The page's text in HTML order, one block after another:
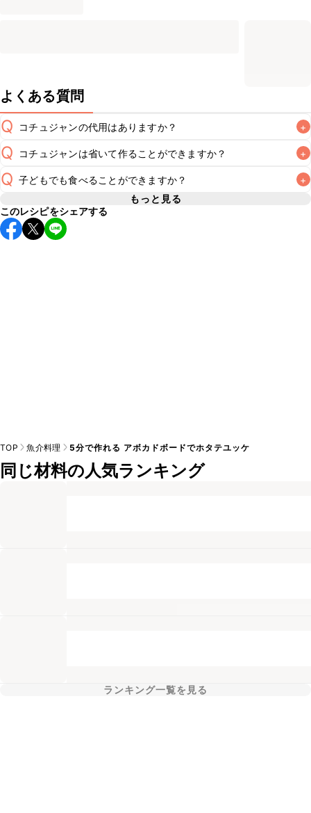
よくある質問
Q コチュジャンの代用はありますか？ +
A
Q コチュジャンは省いて作ることができますか？ +
A
使用量が少ない場合は省いてもお作りいただけますが、メイ
ンの味付けとして使用している場合は省くと味がぼやける可
能性があるため、 こちら
Q 子どもでも食べることができますか？ +
コチュジャンは甘辛い風味が特徴の食材なため、お子様や辛
い味付けが苦手な方は風味や刺激を強く感じる可能性がござ
います。使用する食材や味付けにつきましては普段のお子様
もっと見る
このレシピをシェアする
TOP 魚介料理 5分で作れる アボカドボードでホタテユッケ
同じ材料の人気ランキング
ランキング一覧を見る